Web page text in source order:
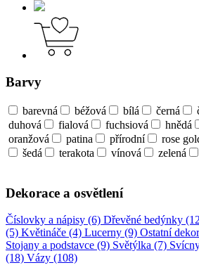
Barvy
barevná béžová bílá černá
duhová
fialová fuchsiová hnědá
oranžová
patina přírodní rose
šedá
terakota vínová zelená
Dekorace a osvětlení
Číslovky a nápisy (6) Dřevěné bedýnky
(5) Květináče (4) Lucerny (9) Ostatní
Stojany a podstavce (9) Světýlka (7)
(18) Vázy (108)